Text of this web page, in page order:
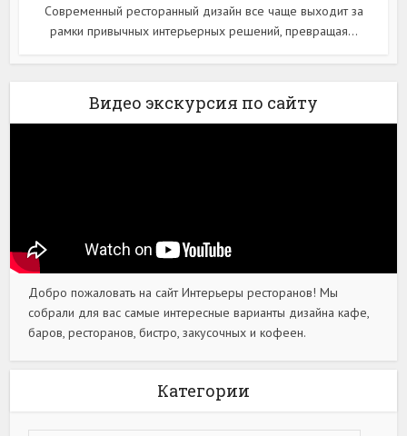
Современный ресторанный дизайн все чаще выходит за
рамки привычных интерьерных решений, превращая...
Видео экскурсия по сайту
Добро пожаловать на сайт Интерьеры ресторанов! Мы
собрали для вас самые интересные варианты дизайна кафе,
баров, ресторанов, бистро, закусочных и кофеен.
Категории